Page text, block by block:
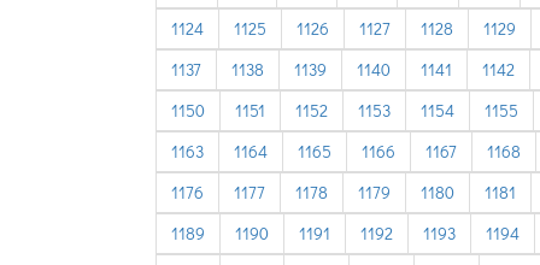
1124
1125 1126 1127 1128
1129
1137
1138 1139 1140 1141
1142
1150
1151 1152 1153 1154
1155
1163
1164 1165 1166 1167
1168
1176
1177 1178 1179 1180
1181
1189
1190 1191 1192 1193
1194